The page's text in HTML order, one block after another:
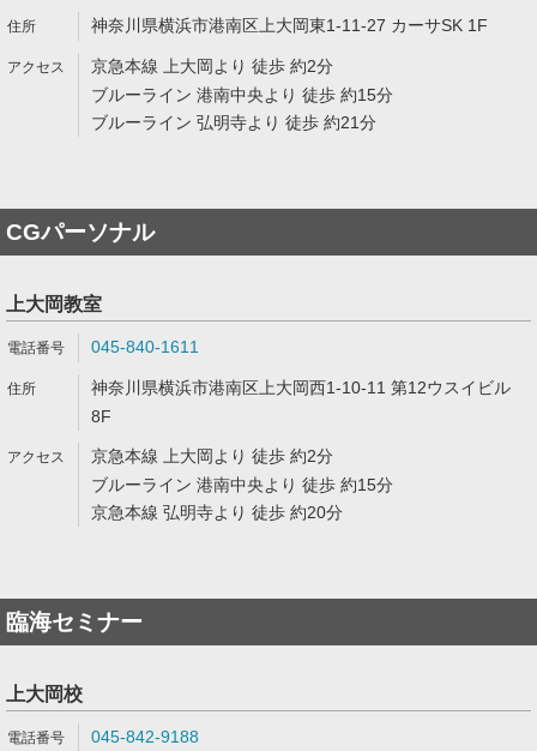
神奈川県横浜市港南区上大岡東1-11-27 カーサSK 1F
京急本線 上大岡より 徒歩 約2分
ブルーライン 港南中央より 徒歩 約15分
ブルーライン 弘明寺より 徒歩 約21分
CGパーソナル
上大岡教室
045-840-1611
神奈川県横浜市港南区上大岡西1-10-11 第12ウスイビル
8F
京急本線 上大岡より 徒歩 約2分
ブルーライン 港南中央より 徒歩 約15分
京急本線 弘明寺より 徒歩 約20分
臨海セミナー
上大岡校
045-842-9188